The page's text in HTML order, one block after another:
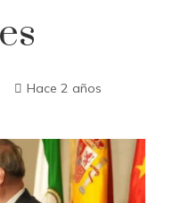
Hace 2 años